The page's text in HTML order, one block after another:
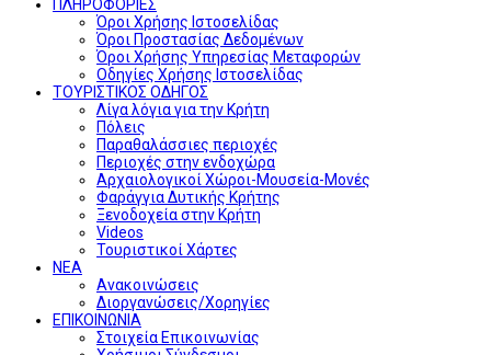
ΠΛΗΡΟΦΟΡΙΕΣ
Όροι Χρήσης Ιστοσελίδας
Όροι Προστασίας Δεδομένων
Όροι Χρήσης Υπηρεσίας Μεταφορών
Οδηγίες Χρήσης Ιστοσελίδας
ΤΟΥΡΙΣΤΙΚΟΣ ΟΔΗΓΟΣ
Λίγα λόγια για την Κρήτη
Πόλεις
Παραθαλάσσιες περιοχές
Περιοχές στην ενδοχώρα
Αρχαιολογικοί Χώροι-Μουσεία-Μονές
Φαράγγια Δυτικής Κρήτης
Ξενοδοχεία στην Κρήτη
Videos
Τουριστικοί Χάρτες
ΝΕΑ
Ανακοινώσεις
Διοργανώσεις/Χορηγίες
ΕΠΙΚΟΙΝΩΝΙΑ
Στοιχεία Επικοινωνίας